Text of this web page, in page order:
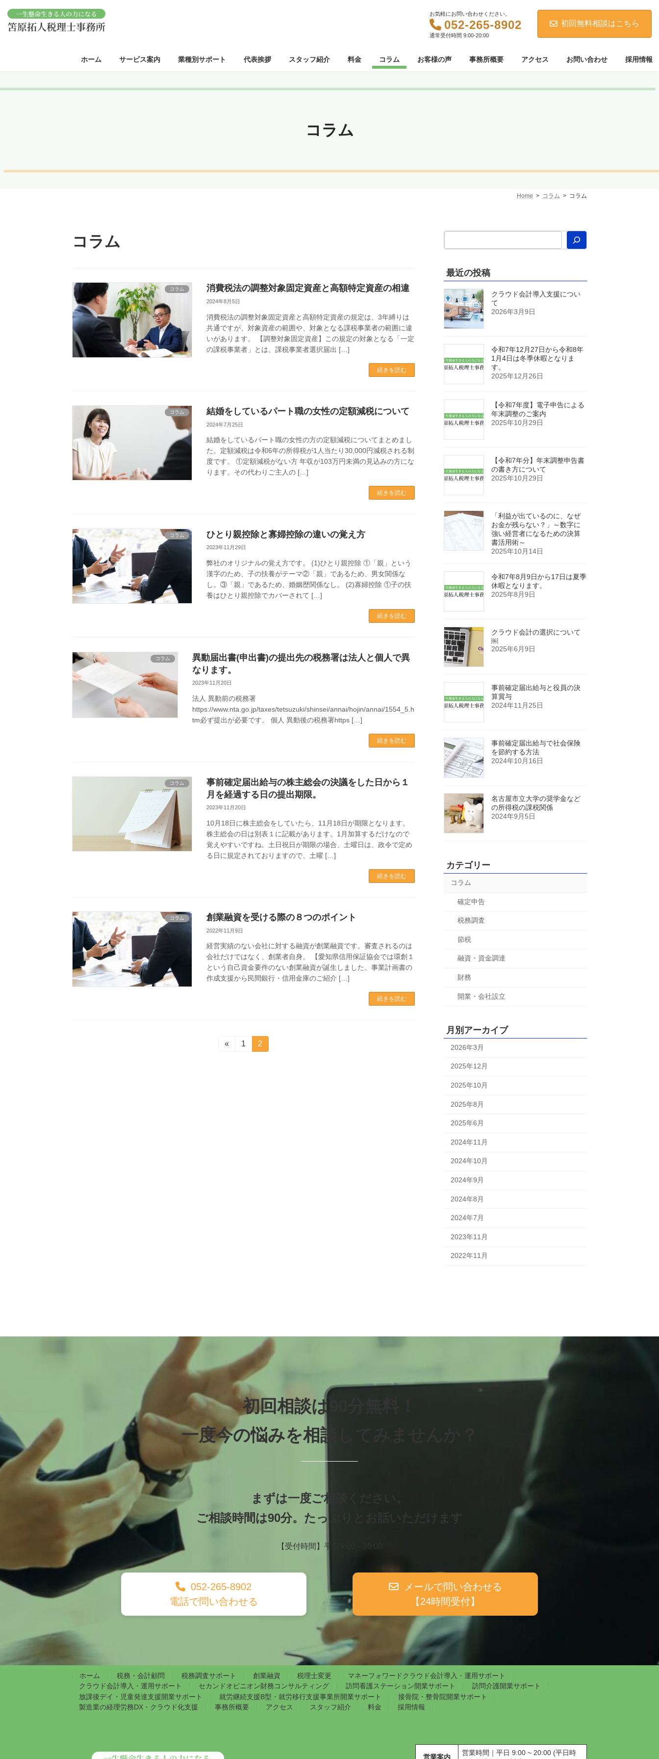
ッ
移
お気軽にお問い合わせください。
052-265-8902
通常受付時間 9:00-20:00
初回無料相談はこちら
ホーム サービス案内 業種別サポート 代表挨拶 スタッフ紹介 料金 コラム お客様の声 事務所概要 アクセス お問い合わせ 採用情報
コラム
Home コラム コラム
コラム
コラム 消費税法の調整対象固定資産と高額特定資産の相違
2024年8月5日
消費税法の調整対象固定資産と高額特定資産の規定は、3年縛りは
共通ですが、対象資産の範囲や、対象となる課税事業者の範囲に違
いがあります。 【調整対象固定資産】この規定の対象となる「一定
の課税事業者」とは、課税事業者選択届出 […]
続きを読む
コラム 結婚をしているパート職の女性の定額減税について
2024年7月25日
結婚をしているパート職の女性の方の定額減税についてまとめまし
た。定額減税は令和6年の所得税が1人当たり30,000円減税される制
度です。 ①定額減税がない方 年収が103万円未満の見込みの方にな
ります。その代わりご主人の […]
続きを読む
コラム ひとり親控除と寡婦控除の違いの覚え方
2023年11月29日
弊社のオリジナルの覚え方です。 (1)ひとり親控除 ①「親」という
漢字のため、子の扶養がテーマ②「親」であるため、男女関係な
し。③「親」であるため、婚姻歴関係なし。 (2)寡婦控除 ①子の扶
養はひとり親控除でカバーされて […]
続きを読む
コラム
異動届出書(申出書)の提出先の税務署は法人と個人で異
なります。
2023年11月20日
法人 異動前の税務署
https://www.nta.go.jp/taxes/tetsuzuki/shinsei/annai/hojin/annai/1554_5.h
tm必ず提出が必要です。 個人 異動後の税務署https […]
続きを読む
コラム
事前確定届出給与の株主総会の決議をした日から１
月を経過する日の提出期限。
2023年11月20日
10月18日に株主総会をしていたら、11月18日が期限となります。
株主総会の日は別表１に記載があります。1月加算するだけなので
覚えやすいですね。土日祝日が期限の場合、土曜日は、政令で定め
る日に規定されておりますので、土曜 […]
続きを読む
コラム 創業融資を受ける際の８つのポイント
2022年11月9日
経営実績のない会社に対する融資が創業融資です。審査されるのは
会社だけではなく、創業者自身。 【愛知県信用保証協会では環創１
という自己資金要件のない創業融資が誕生しました。事業計画書の
作成支援から民間銀行・信用金庫のご紹介 […]
続きを読む
投
稿
«
固
1
固
定
2
最近の投稿
クラウド会計導入支援につい
て
2026年3月9日
令和7年12月27日から令和8年
1月4日は冬季休暇となりま
す。
2025年12月26日
【令和7年度】電子申告による
年末調整のご案内
2025年10月29日
【令和7年分】年末調整申告書
の書き方について
2025年10月29日
「利益が出ているのに、なぜ
お金が残らない？」～数字に
強い経営者になるための決算
書活用術～
2025年10月14日
令和7年8月9日から17日は夏季
休暇となります。
2025年8月9日
クラウド会計の選択について
￼
2025年6月9日
事前確定届出給与と役員の決
算賞与
2024年11月25日
事前確定届出給与で社会保険
を節約する方法
2024年10月16日
名古屋市立大学の奨学金など
の所得税の課税関係
2024年9月5日
カテゴリー
コラム
確定申告
税務調査
節税
融資・資金調達
財務
開業・会社設立
月別アーカイブ
2026年3月
2025年12月
2025年10月
2025年8月
2025年6月
2024年11月
2024年10月
2024年9月
2024年8月
2024年7月
2023年11月
2022年11月
初回相談は90分無料！
一度今の悩みを相談してみませんか？
まずは一度ご相談ください。
ご相談時間は90分。たっぷりとお話いただけます
【受付時間】平日9:00～20:00
052-265-8902
電話で問い合わせる
メールで問い合わせる
【24時間受付】
ホーム 税務・会計顧問 税務調査サポート 創業融資 税理士変更
マネーフォワードクラウド会計導入・運用サポート
クラウド会計導入・運用サポート
セカンドオピニオン財務コンサルティング 訪問看護ステーション開業サポート
訪問介護開業サポート
放課後デイ・児童発達支援開業サポート
就労継続支援B型・就労移行支援事業所開業サポート
接骨院・整骨院開業サポート
製造業の経理労務DX・クラウド化支援
事務所概要 アクセス スタッフ紹介 料金 採用情報
営業案内
営業時間｜平日 9:00 ~ 20:00 (平日時